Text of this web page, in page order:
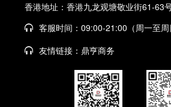
香港地址：香港九龙观塘敬业街61-63
客服时间：09:00-21:00（周一至周
友情链接： 鼎亨商务